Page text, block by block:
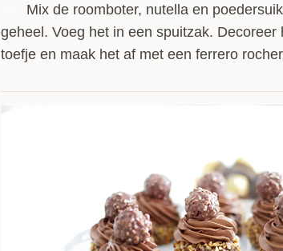
Mix de roomboter, nutella en
geheel. Voeg het in een spuitzak. Decoreer
toefje en maak het af met een ferrero